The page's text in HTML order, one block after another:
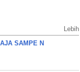
Lebih
SAMPE N